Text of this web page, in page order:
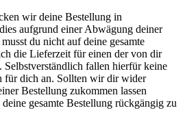
wir deine Bestellung in
aufgrund einer Abwägung deiner
du nicht auf deine gesamte
die Lieferzeit für einen der von dir
fallen hierfür keine
für dich an. Sollten wir dir wider
Bestellung zukommen lassen
gesamte Bestellung rückgängig zu